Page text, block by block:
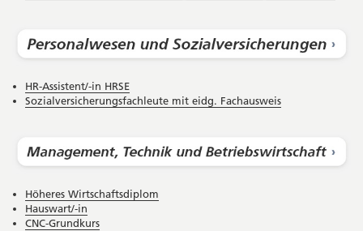
HR-Assistent/-in HRSE
Sozialversicherungsfachleute mit eidg. Fachausweis
Höheres Wirtschaftsdiplom
Hauswart/-in
CNC-Grundkurs